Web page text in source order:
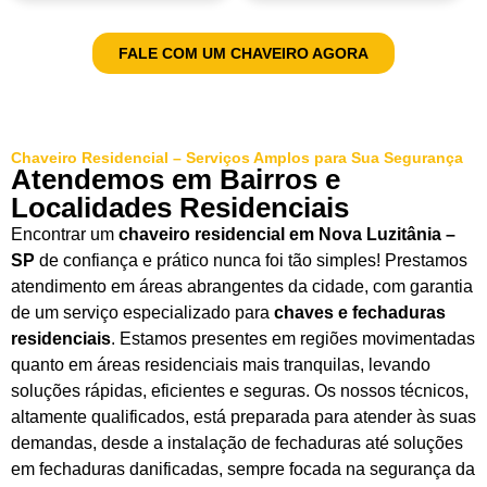
FALE COM UM CHAVEIRO AGORA
Chaveiro Residencial – Serviços Amplos para Sua Segurança
Atendemos em Bairros e
Localidades Residenciais
Encontrar um chaveiro residencial em Nova Luzitânia –
SP de confiança e prático nunca foi tão simples! Prestamos
atendimento em áreas abrangentes da cidade, com garantia
de um serviço especializado para chaves e fechaduras
residenciais. Estamos presentes em regiões movimentadas
quanto em áreas residenciais mais tranquilas, levando
soluções rápidas, eficientes e seguras. Os nossos técnicos,
altamente qualificados, está preparada para atender às suas
demandas, desde a instalação de fechaduras até soluções
em fechaduras danificadas, sempre focada na segurança da